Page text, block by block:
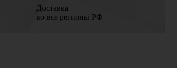
Доставка
во все регионы РФ